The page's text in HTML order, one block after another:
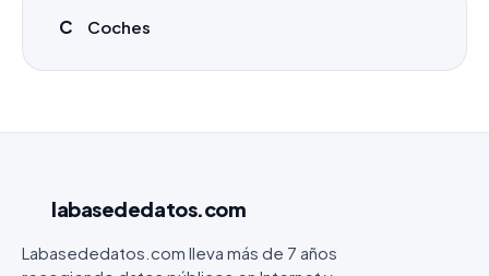
C Coches
labasededatos.com
Labasededatos.com lleva más de 7 años